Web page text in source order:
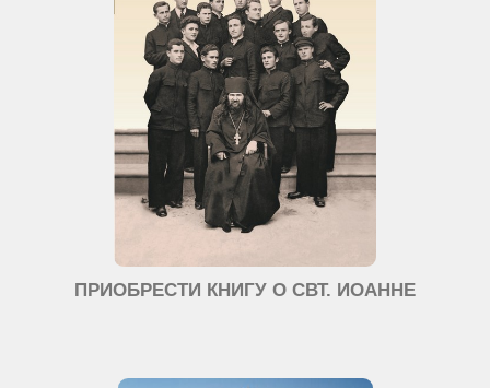
ПРИОБРЕСТИ КНИГУ О СВТ. ИОАННЕ